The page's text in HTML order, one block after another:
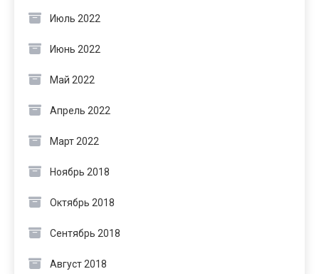
Июль 2022
Июнь 2022
Май 2022
Апрель 2022
Март 2022
Ноябрь 2018
Октябрь 2018
Сентябрь 2018
Август 2018